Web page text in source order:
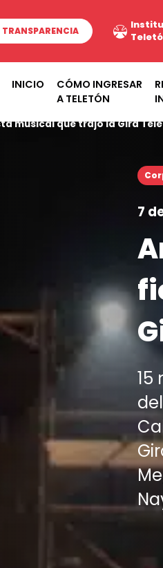
TRANSPARENCIA
INICIO
CÓMO INGRESAR
A TELETÓN
musical que trajo la Gira
7
15